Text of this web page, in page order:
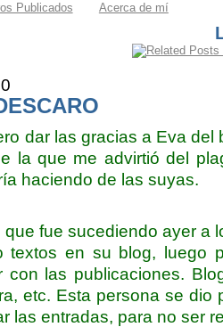
Publicados Acerca de mí
dar las gracias a Eva del
la que me advirtió del
haciendo de las suyas.
fue sucediendo ayer a
textos en su blog, luego
las publicaciones.
etc. Esta persona se dio
las entradas, para no ser